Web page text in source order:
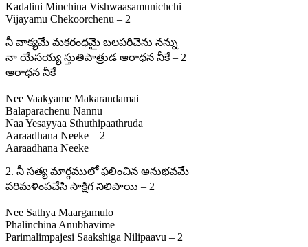
Kadalini Minchina Vishwaasamunichchi
Vijayamu Chekoorchenu – 2
నీ వాక్యమే మకరంధమై బలపరిచెను నన్ను
నా యేసయ్య స్తుతిపాత్రుడ ఆరాధన నీకే – 2
ఆరాధన నీకే
Nee Vaakyame Makarandamai
Balaparachenu Nannu
Naa Yesayyaa Sthuthipaathruda
Aaraadhana Neeke – 2
Aaraadhana Neeke
2. నీ సత్య మార్గములో ఫలించిన అనుభవమే
పరిమళింపచేసి సాక్షిగ నిలిపాయి – 2
Nee Sathya Maargamulo
Phalinchina Anubhavime
Parimalimpajesi Saakshiga Nilipaavu – 2